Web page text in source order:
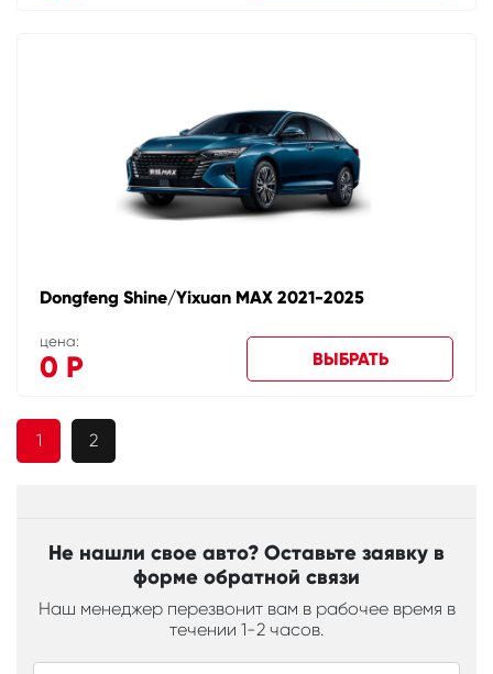
Dongfeng Shine/Yixuan MAX 2021-2025
цена:
0 Р ВЫБРАТЬ
1 2
Не нашли свое авто? Оставьте заявку в
форме обратной связи
Наш менеджер перезвонит вам в рабочее время в
течении 1-2 часов.